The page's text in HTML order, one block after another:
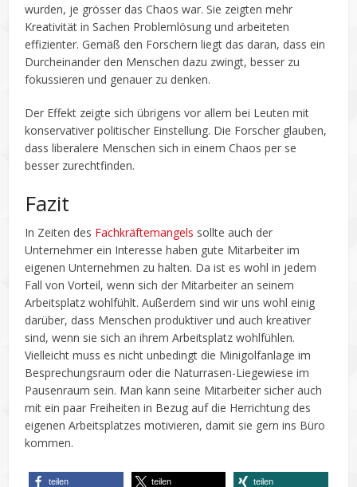
wurden, je grösser das Chaos war. Sie zeigten mehr
Kreativität in Sachen Problemlösung und arbeiteten
effizienter. Gemäß den Forschern liegt das daran, dass ein
Durcheinander den Menschen dazu zwingt, besser zu
fokussieren und genauer zu denken.
Der Effekt zeigte sich übrigens vor allem bei Leuten mit
konservativer politischer Einstellung. Die Forscher glauben,
dass liberalere Menschen sich in einem Chaos per se
besser zurechtfinden.
Fazit
In Zeiten des Fachkräftemangels sollte auch der
Unternehmer ein Interesse haben gute Mitarbeiter im
eigenen Unternehmen zu halten. Da ist es wohl in jedem
Fall von Vorteil, wenn sich der Mitarbeiter an seinem
Arbeitsplatz wohlfühlt. Außerdem sind wir uns wohl einig
darüber, dass Menschen produktiver und auch kreativer
sind, wenn sie sich an ihrem Arbeitsplatz wohlfühlen.
Vielleicht muss es nicht unbedingt die Minigolfanlage im
Besprechungsraum oder die Naturrasen-Liegewiese im
Pausenraum sein. Man kann seine Mitarbeiter sicher auch
mit ein paar Freiheiten in Bezug auf die Herrichtung des
eigenen Arbeitsplatzes motivieren, damit sie gern ins Büro
kommen.
teilen teilen teilen